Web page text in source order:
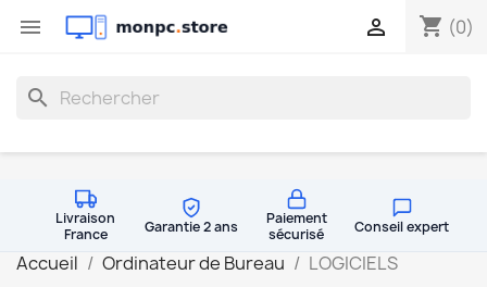
 shopping_cart (0)

search
Livraison
France
Garantie 2 ans
Paiement
sécurisé
Conseil expert
Accueil Ordinateur de Bureau LOGICIELS